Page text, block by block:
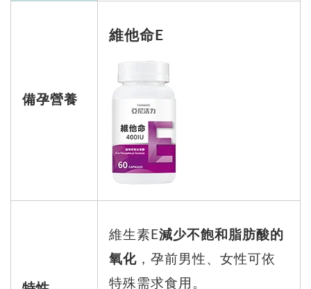
備孕營養
維他命E
維生素E減少不飽和脂肪酸的
氧化 ，孕前男性、女性可依
特殊需求食用。